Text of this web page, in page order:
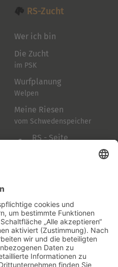
RS-Zucht
Wer ich bin
Die Zucht
im PSK
Wurfplanung
Welpen
Meine Riesen
vom Schwedenspeicher
RS - Seite